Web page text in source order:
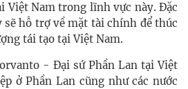
Việt Nam trong lĩnh vực này. Đặc
sẽ hỗ trợ về mặt tài chính để thúc
tái tạo tại Việt Nam.
- Đại sứ Phần Lan tại Việt
ở Phần Lan cũng như các nước